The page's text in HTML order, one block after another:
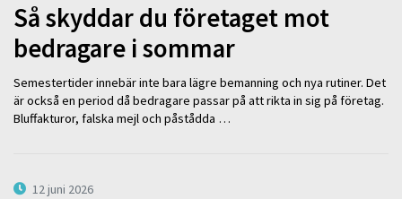
Så skyddar du företaget mot
bedragare i sommar
Semestertider innebär inte bara lägre bemanning och nya rutiner. Det
är också en period då bedragare passar på att rikta in sig på företag.
Bluffakturor, falska mejl och påstådda …
12 juni 2026